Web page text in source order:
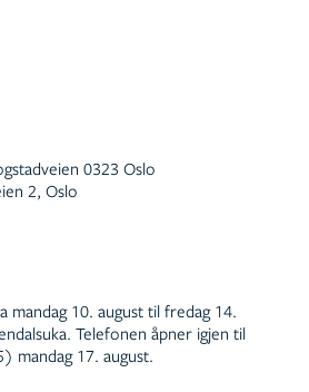
0323 Oslo
2, Oslo
mandag 10. august til fredag 14.
Telefonen åpner igjen til
mandag 17. august.